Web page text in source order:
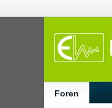
Foren